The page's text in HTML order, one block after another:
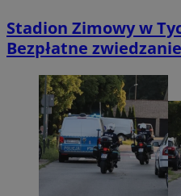
Stadion Zimowy w
Bezpłatne